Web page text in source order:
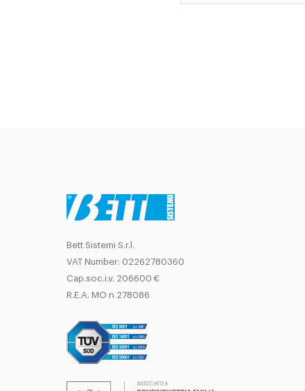
Bett Sistemi S.r.l.
VAT Number: 02262780360
Cap.soc.i.v. 206600 €
R.E.A. MO n 278086